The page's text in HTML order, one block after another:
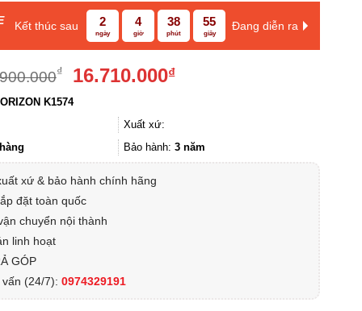
Kết thúc sau 2
ngày
4
giờ
38
phút
55
giây
Đang diễn ra
₫
Giá
là:
18.900.000₫.
16.710.000₫Giá
16.710.000₫.
K1574
Xuất xứ:
Bảo hành:3 năm
xứ & bảo hành chính hãng
đặt toàn quốc
chuyển nội thành
linh hoạt
GÓP
(24/7): 0974329191